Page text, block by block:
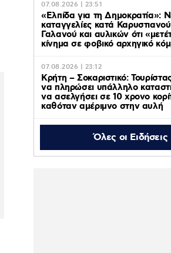
07.08.2026 | 23:51
«Ελπίδα για τη Δημοκρατία»:
καταγγελίες κατά
Γαλανού και αυλικών ότι
κίνημα σε φοβικό αρχηγικό
07.08.2026 | 23:12
Κρήτη – Σοκαριστικό:
να πληρώσει υπάλληλο
να ασελγήσει σε 10 χρονο
καθόταν αμέριμνο στην αυλή
Όλες οι Ειδήσεις